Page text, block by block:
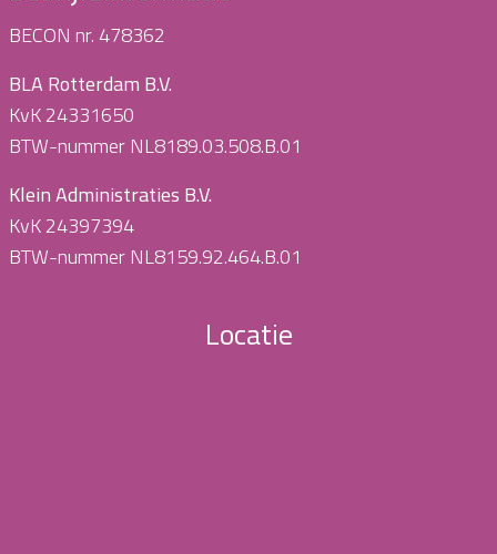
BECON nr. 478362
BLA Rotterdam B.V.
KvK 24331650
BTW-nummer NL8189.03.508.B.01
Klein Administraties B.V.
KvK 24397394
BTW-nummer NL8159.92.464.B.01
Locatie